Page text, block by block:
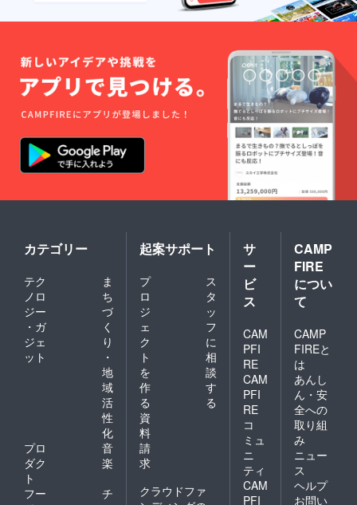
カテゴリー
テク
ノロ
ジー
・ガ
ジェ
ット
ま
ち
づ
く
り
・
地
域
活
性
化
プロ
ダク
ト
音
楽
フー
チ
起案サポート
プ
ロ
ジ
ェ
ク
ト
を
作
る
ス
タ
ッ
フ
に
相
談
す
る
資
料
請
求
クラウドファ
サ
ー
ビ
ス
CAM
PFI
RE
CAM
PFI
RE
コ
ミュ
ニ
ティ
CAM
PFI
CAMP
FIRE
につい
て
CAMP
FIREと
は
あんし
ん・安
全への
取り組
み
ニュー
ス
ヘルプ
お問い